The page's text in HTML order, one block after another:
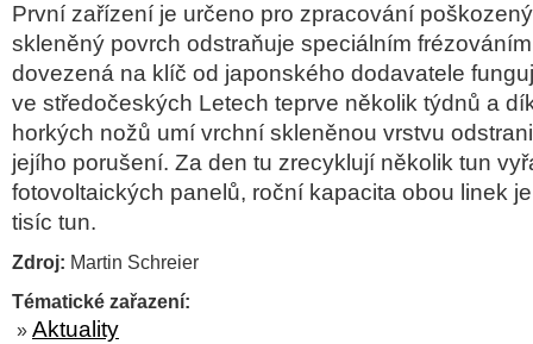
První zařízení je určeno pro zpracování
skleněný povrch odstraňuje speciálním
dovezená na klíč od japonského dodavatele
ve středočeských Letech teprve několik týdnů a
horkých nožů umí vrchní skleněnou vrstvu
jejího porušení. Za den tu zrecyklují několik tun
fotovoltaických panelů, roční kapacita obou linek
tisíc tun.
Zdroj: Martin Schreier
Tématické zařazení:
» Aktuality